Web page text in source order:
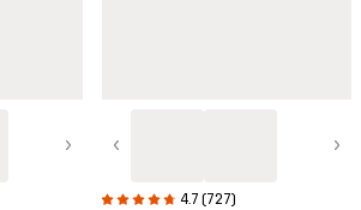
› ‹ ›
4.7 (727)